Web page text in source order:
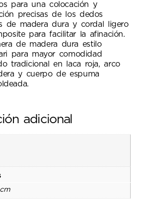
para una colocación y
precisas de los dedos
de madera dura y cordal ligero
para facilitar la afinación.
de madera dura estilo
para mayor comodidad
tradicional en laca roja, arco
y cuerpo de espuma
adicional